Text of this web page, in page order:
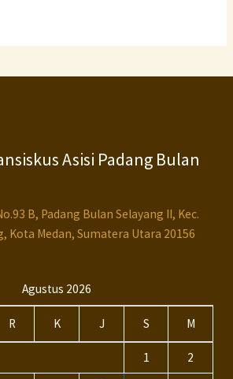
Asisi Padang Bulan
B, Padang Bulan Selayang II, Kec.
Kota Medan, Sumatera Utara 20156
Agustus 2026
R K J S M
1 2